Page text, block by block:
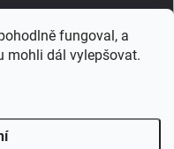
fungoval, a
mohli dál vylepšovat.